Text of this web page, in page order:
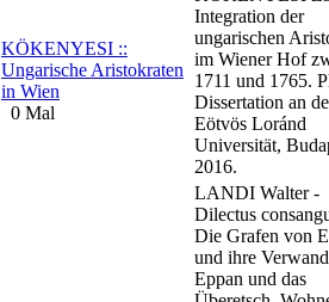
KÖKENYESI ::
Ungarische Aristokraten
in Wien
0 Mal
Integration der
ungarischen
im Wiener Hof
1711 und 1765.
Dissertation an
Eötvös Loránd
Universität,
2016.
LANDI Walter -
Dilectus
Die Grafen von
und ihre
Eppan und das